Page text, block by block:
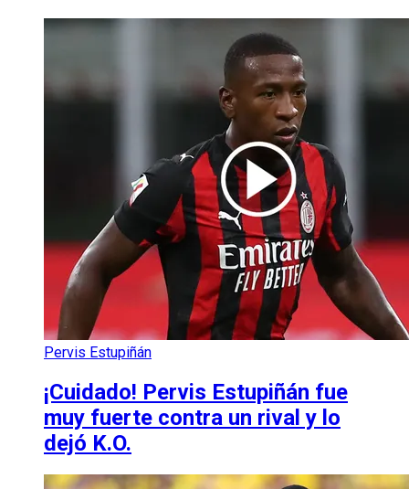
Pervis Estupiñán
¡Cuidado! Pervis Estupiñán fue
muy fuerte contra un rival y lo
dejó K.O.